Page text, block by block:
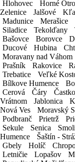
*cena za 1 deň
*vratná záloha 330€
*cena je uvedená bez
1 deň:
26,88€
2-3 dni:
24,00€
4-7 dní:
23,04€
8-11 dní:
22,08€
12-14 dní: 21,12€
15-20 dní:
20,16€
21-25 dní:
19,20€
26-30 dní:
18,24€
nad 31 dní: dohodou
*cena za 1 deň
*vratná záloha 330€
Hlohovec
Horné
Zelenice
Jalšové
Madunice
Merašice
Siladice
Tekolďany
Bašovce
Borovce
Ducové
Hubina
Moravany nad Váhom
Prašník
Rakovice
Trebatice
Veľké
Bílkove Humence
Cerová
Čáry
Vrátnom
Jablonica
Nová Ves
Moravský
Podbranč
Prietrž
Sekule
Senica
Humence
Šaštín -
Gbely
Holíč
Letničie
Lopašov
Hlohovec
Horné
Zelenice
Jalšové
Madunice
Merašice
Siladice
Tekolďany
Bašovce
Borovce
Ducové
Hubina
Moravany nad Váhom
Prašník
Rakovice
Trebatice
Veľké
Bílkove Humence
Cerová
Čáry
Vrátnom
Jablonica
Nová Ves
Moravský
Podbranč
Prietrž
Sekule
Senica
Humence
Šaštín -
Gbely
Holíč
Letničie
Lopašov